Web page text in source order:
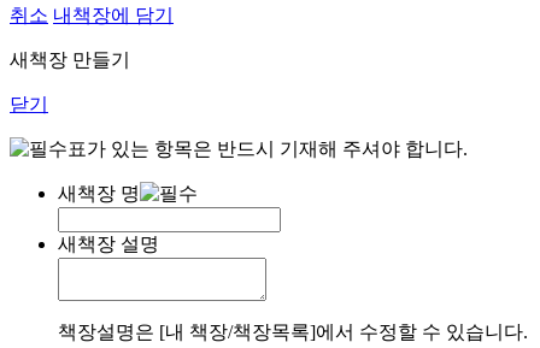
취소 내책장에 담기
새책장 만들기
닫기
표가 있는 항목은 반드시 기재해 주셔야 합니다.
새책장 명
새책장 설명
책장설명은 [내 책장/책장목록]에서 수정할 수 있습니다.